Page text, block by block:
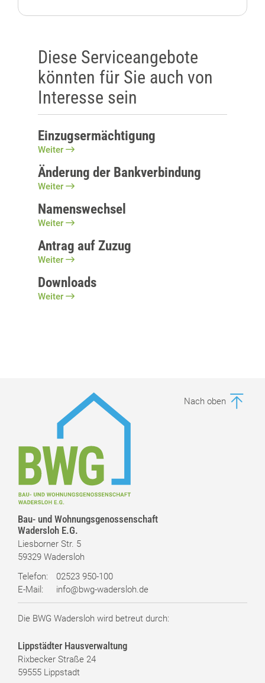
Diese Serviceangebote
könnten für Sie auch von
Interesse sein
Einzugsermächtigung
Weiter
Änderung der Bankverbindung
Weiter
Namenswechsel
Weiter
Antrag auf Zuzug
Weiter
Downloads
Weiter
Nach oben
Bau- und Wohnungsgenossenschaft
Wadersloh E.G.
Liesborner Str. 5
59329 Wadersloh
Telefon:
02523 950-100
E-Mail:
info@bwg-wadersloh.de
Die BWG Wadersloh wird betreut durch:
Lippstädter Hausverwaltung
Rixbecker Straße 24
59555 Lippstadt